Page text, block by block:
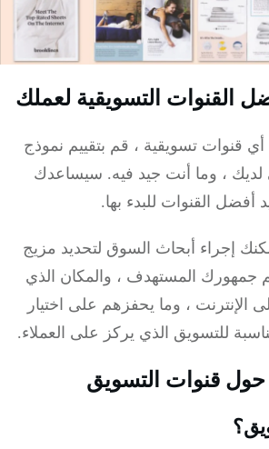
التسويقية لعملك
تسويقية ، قم بتقييم نموذج
، وما أنت جيد فيه.سيساعدك
القنوات للبدء بها.
إجراء أبحاث السوق لتحديد مزيج
المستهدف ، والمكان الذي
، وما يحفزهم على اختيار
للتسويق الذي يركز على العملاء.
قنوات التسويق